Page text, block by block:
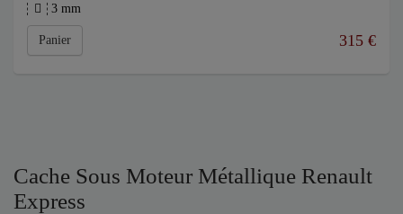
3 mm
Panier 315 €
Cache Sous Moteur Métallique Renault
Express